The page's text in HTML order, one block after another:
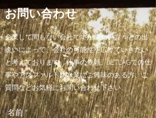
お問い合わせ
企業して間もない会社ですが新しい方々との出
逢いによって、会社の可能性を広げていきたい
と考えております。仕事の依頼、JETLAGでの仕
事やアスファルト防水業にご興味のある方、ご
質問などお気軽にお問い合わせ下さい。
名前